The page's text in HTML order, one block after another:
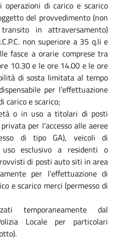
operazioni di carico e scarico
del provvedimento (non
in attraversamento)
non superiore a 35 q.li e
fasce a orarie comprese tra
10.30 e le ore 14.00 e le ore
di sosta limitata al tempo
per l’effettuazione
carico e scarico;
o in uso a titolari di posti
per l’accesso alle aeree
di tipo GA), veicoli di
esclusivo a residenti o
di posti auto siti in area
per l’effettuazione di
e scarico merci (permesso di
temporaneamente dal
Locale per particolari